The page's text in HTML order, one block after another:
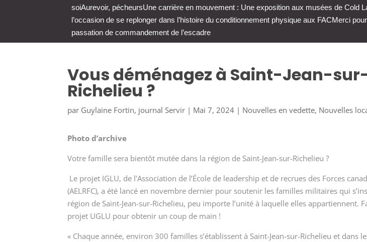
soiAurevoir, pécheursUne carrière en mouvement : Une exposition aux musées de Cold
l’occasion de se replonger dans l’histoire du conditionnement physique aux FACMerci
passation de commandement de l’escadre
Vous déménagez à Saint-Jean-
Richelieu ?
par Guylaine Fortin, journal Servir | Mai 7, 2024 | Nouvelles en vedette, Nouvelles
Photo d’archive
Votre famille sera bientôt mutée dans la région de Saint-Jean-sur-Richelieu ?
Le projet IGLU, de l’Association de l’École de leadership et de recrues des Forces
(AELRFC), a été lancé en novembre dernier pour soutenir les familles militaires qui
région de Saint-Jean-sur-Richelieu, peu importe l’unité à laquelle elles appartiennent.
projet UGLU pour obtenir un coup de main !
« Chaque année, environ 300 familles s’établissent à Saint-Jean-sur-Richelieu et dans